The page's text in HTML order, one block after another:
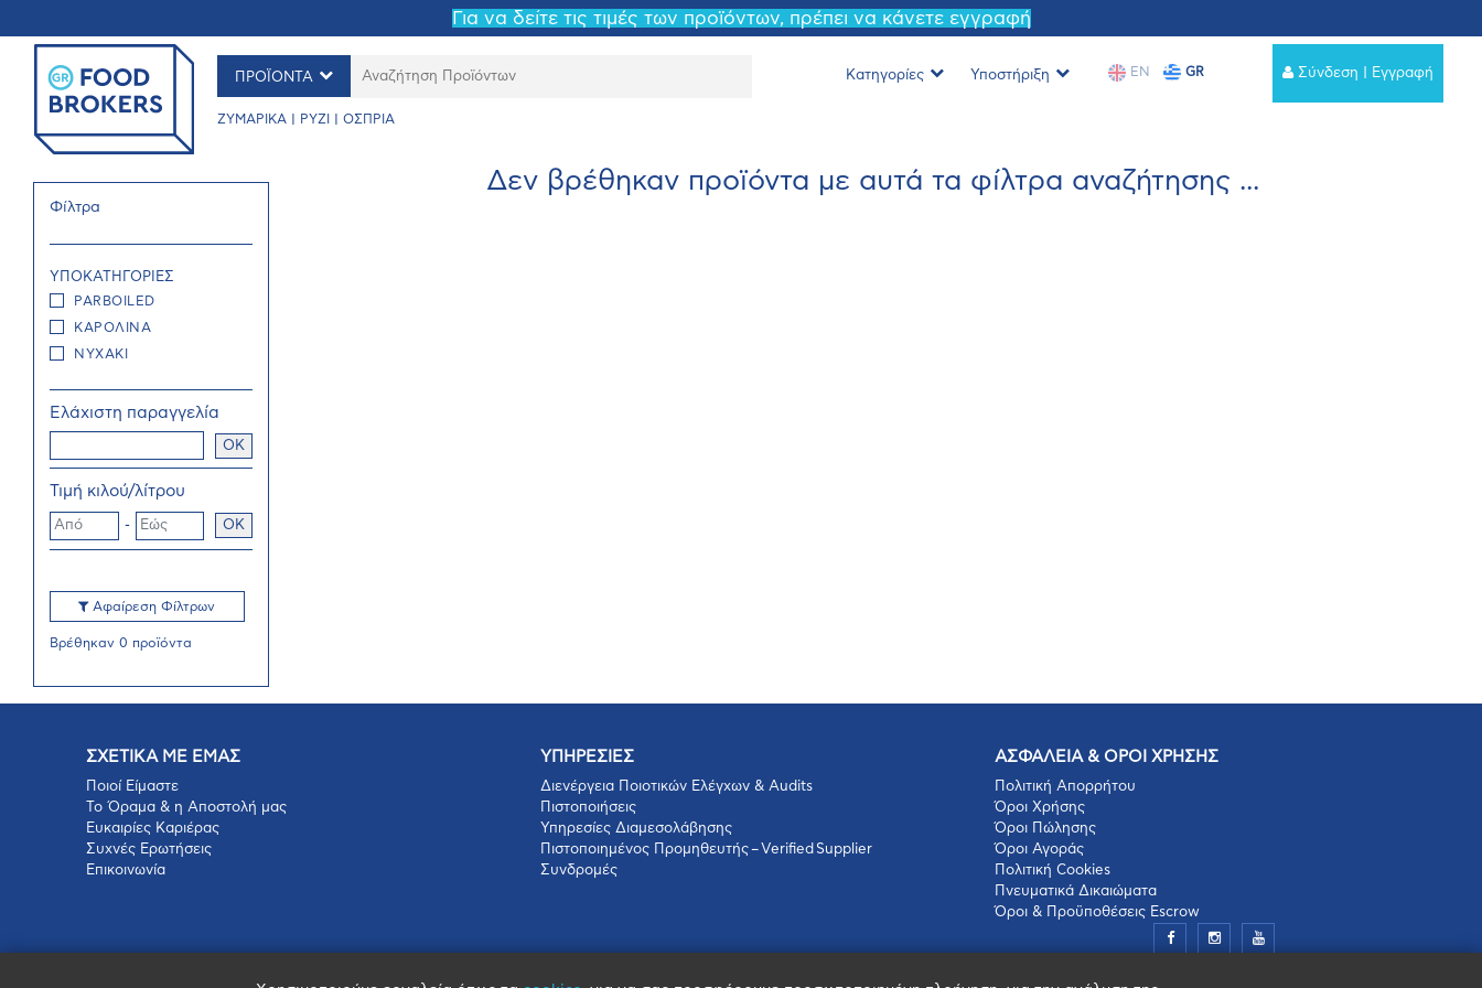
Για να δείτε τις τιμές των προϊόντων, πρέπει να κάνετε εγγραφή
ΠΡΟΪΟΝΤΑ
ΖΥΜΑΡΙΚΑ | ΡΥΖΙ | ΟΣΠΡΙΑ
Κατηγορίες Υποστήριξη EN GR Σύνδεση | Εγγραφή
Φίλτρα
ΥΠΟΚΑΤΗΓΟΡΙΕΣ
PARBOILED
ΚΑΡΟΛΙΝΑ
ΝΥΧΑΚΙ
Ελάχιστη παραγγελία
OK
Τιμή κιλού/λίτρου
- OK
Αφαίρεση Φίλτρων
Βρέθηκαν 0 προϊόντα
Δεν βρέθηκαν προϊόντα με αυτά τα φίλτρα αναζήτησης ...
ΣΧΕΤΙΚΑ ΜΕ ΕΜΑΣ
Ποιοί Είμαστε
Το Όραμα & η Αποστολή μας
Ευκαιρίες Καριέρας
Συχνές Ερωτήσεις
Επικοινωνία
ΥΠΗΡΕΣΙΕΣ
Διενέργεια Ποιοτικών Ελέγχων & Audits
Πιστοποιήσεις
Υπηρεσίες Διαμεσολάβησης
Πιστοποιημένος Προμηθευτής – Verified Supplier
Συνδρομές
ΑΣΦΑΛΕΙΑ & ΟΡΟΙ ΧΡΗΣΗΣ
Πολιτική Απορρήτου
Όροι Χρήσης
Όροι Πώλησης
Όροι Αγοράς
Πολιτική Cookies
Πνευματικά Δικαιώματα
Όροι & Προϋποθέσεις Escrow